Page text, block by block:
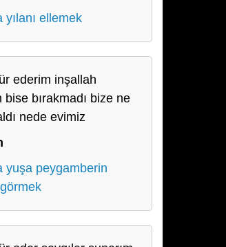
yılanı ellemek
ederim inşallah
bise bırakmadı bize ne
nede evimiz
yuşa peygamberin